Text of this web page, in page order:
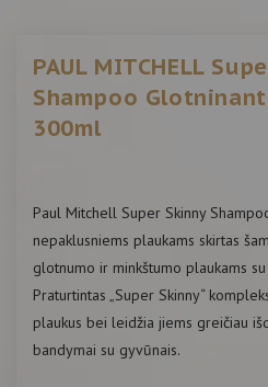
PAUL MITCHELL
Shampoo
300ml
Paul Mitchell Super Skinny
nepaklusniems plaukams skirtas
glotnumo ir minkštumo plaukams
Praturtintas „Super Skinny“
plaukus bei leidžia jiems greičiau
bandymai su gyvūnais.